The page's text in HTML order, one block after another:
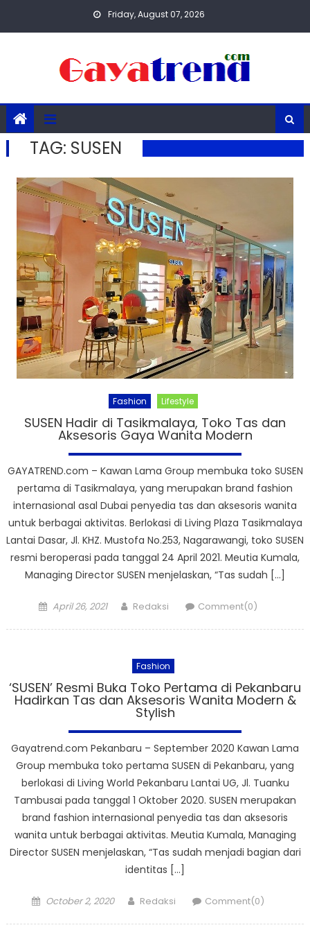
Friday, August 07, 2026
TAG: SUSEN
Fashion Lifestyle
SUSEN Hadir di Tasikmalaya, Toko Tas dan
Aksesoris Gaya Wanita Modern
GAYATREND.com – Kawan Lama Group membuka toko SUSEN
pertama di Tasikmalaya, yang merupakan brand fashion
internasional asal Dubai penyedia tas dan aksesoris wanita
untuk berbagai aktivitas. Berlokasi di Living Plaza Tasikmalaya
Lantai Dasar, Jl. KHZ. Mustofa No.253, Nagarawangi, toko SUSEN
resmi beroperasi pada tanggal 24 April 2021. Meutia Kumala,
Managing Director SUSEN menjelaskan, “Tas sudah […]
Posted
April 26, 2021 Author
Redaksi Comment(0)
Fashion
‘SUSEN’ Resmi Buka Toko Pertama di Pekanbaru
Hadirkan Tas dan Aksesoris Wanita Modern &
Stylish
Gayatrend.com Pekanbaru – September 2020 Kawan Lama
Group membuka toko pertama SUSEN di Pekanbaru, yang
berlokasi di Living World Pekanbaru Lantai UG, Jl. Tuanku
Tambusai pada tanggal 1 Oktober 2020. SUSEN merupakan
brand fashion internasional penyedia tas dan aksesoris
wanita untuk berbagai aktivitas. Meutia Kumala, Managing
Director SUSEN menjelaskan, “Tas sudah menjadi bagian dari
identitas […]
Posted
October 2, 2020 Author
Redaksi Comment(0)